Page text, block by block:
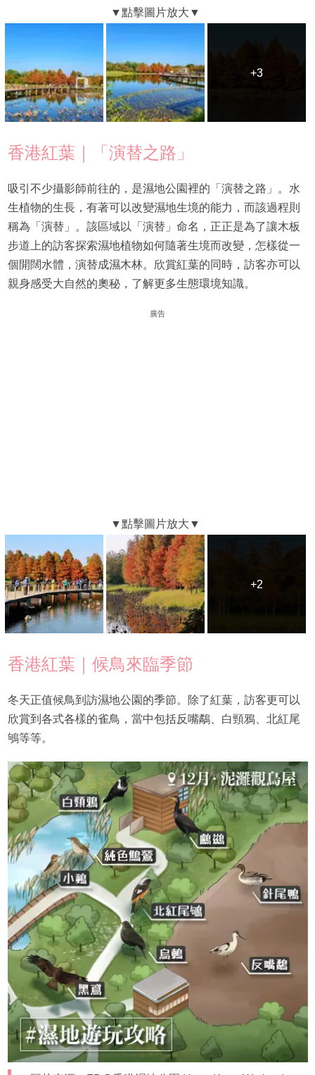
+3
+3
香港紅葉｜「演替之路」
吸引不少攝影師前往的，是濕地公園裡的「演替之路」。水
生植物的生長，有著可以改變濕地生境的能力，而該過程則
稱為「演替」。該區域以「演替」命名，正正是為了讓木板
步道上的訪客探索濕地植物如何隨著生境而改變，怎樣從一
個開闊水體，演替成濕木林。欣賞紅葉的同時，訪客亦可以
親身感受大自然的奧秘，了解更多生態環境知識。
廣告
+2
+2
香港紅葉｜候鳥來臨季節
冬天正值候鳥到訪濕地公園的季節。除了紅葉，訪客更可以
欣賞到各式各樣的雀鳥，當中包括反嘴鷸、白頸鴉、北紅尾
鴝等等。